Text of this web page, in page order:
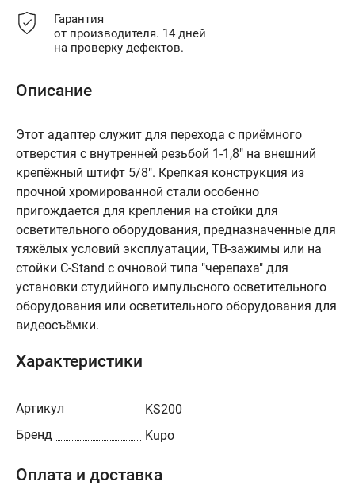
Гарантия
от производителя. 14 дней
на проверку дефектов.
Описание
Этот адаптер служит для перехода с приёмного
отверстия с внутренней резьбой 1-1,8" на внешний
крепёжный штифт 5/8". Крепкая конструкция из
прочной хромированной стали особенно
пригождается для крепления на стойки для
осветительного оборудования, предназначенные для
тяжёлых условий эксплуатации, ТВ-зажимы или на
стойки С-Stand с очновой типа "черепаха" для
установки студийного импульсного осветительного
оборудования или осветительного оборудования для
видеосъёмки.
Характеристики
Артикул
KS200
Бренд
Kupo
Оплата и доставка